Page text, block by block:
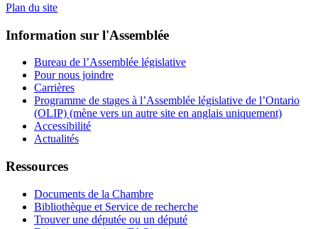
Plan du site
Information sur l'Assemblée
Bureau de l’Assemblée législative
Pour nous joindre
Carrières
Programme de stages à l’Assemblée législative de l’Ontario
(OLIP) (mène vers un autre site en anglais uniquement)
Accessibilité
Actualités
Ressources
Documents de la Chambre
Bibliothèque et Service de recherche
Trouver une députée ou un député